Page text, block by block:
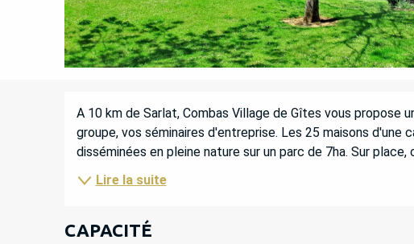
DESCRIPTION
A 10 km de Sarlat, Combas Village de Gîtes vous propose
groupe, vos séminaires d'entreprise. Les 25 maisons d'une
disséminées en pleine nature sur un parc de 7ha. Sur
Lire la suite
CAPACITÉ